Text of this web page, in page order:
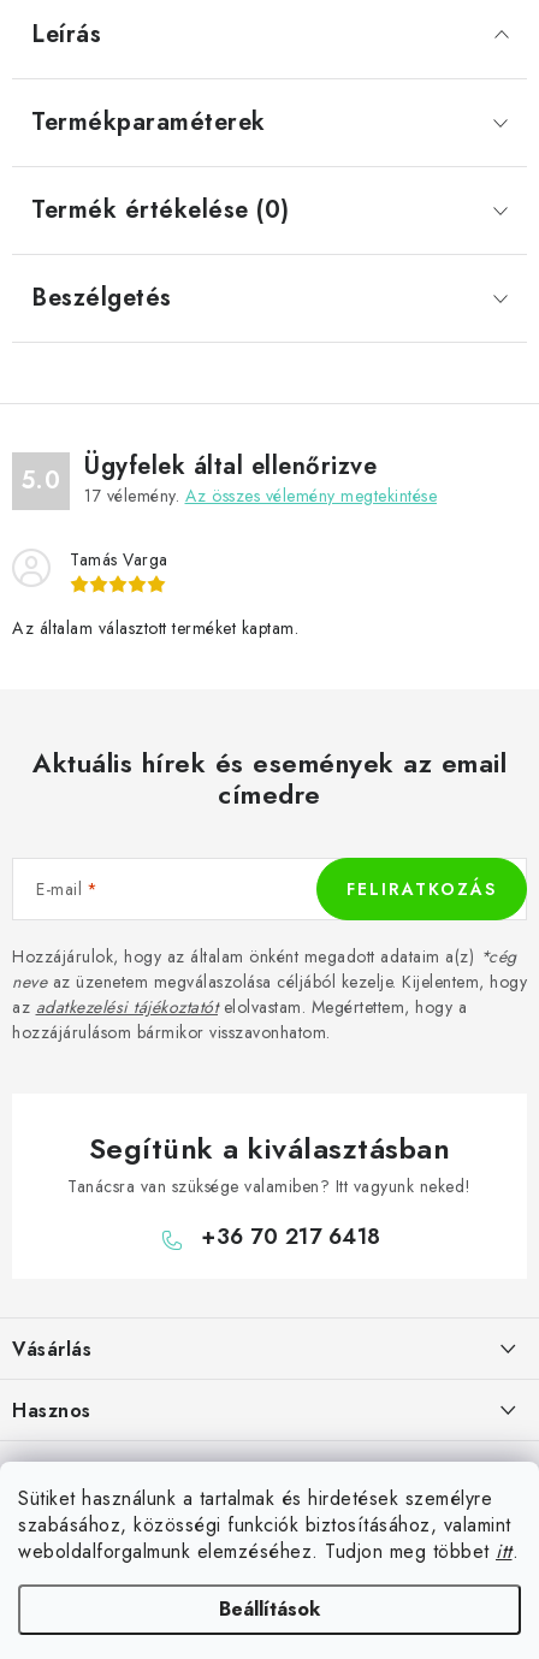
Sütiket használunk a tartalmak és hirdetések személyre
szabásához, közösségi funkciók biztosításához, valamint
weboldalforgalmunk elemzéséhez. Tudjon meg többet itt.
Beállítások
Leírás
Termékparaméterek
Termék értékelése (0)
Beszélgetés
5.0 Ügyfelek által ellenőrizve
17 vélemény. Az összes vélemény megtekintése
Tamás Varga
Az általam választott terméket kaptam.
Aktuális hírek és események az email
címedre
E-mail
Hozzájárulok, hogy az általam önként megadott adataim a(z) *cég
neveaz üzenetem megválaszolása céljából kezelje. Kijelentem, hogy
az adatkezelési tájékoztatótelolvastam. Megértettem, hogy a
hozzájárulásom bármikor visszavonhatom.
FELIRATKOZÁS
Segítünk a kiválasztásban
Tanácsra van szüksége valamiben? Itt vagyunk neked!
+36 70 217 6418
b
é
c
Vásárlás
Szállítási lehetőségek
Fizetési lehetőségek
Áru visszaküldése
Általános szerződési feltételek
Hasznos
Elérhetőségek
Rólunk
Hűségprogram
Együttműködés klubokkal
Inspiráció vásárlóinktól
Darts Győr – bolt, klubok
A legjobb kocsmajátékok, amelyek felejthetetlenné tesznek minden
Üzlet Komárom közelében
Komáromtól 10 km-re vagyunk
Ružová 19
darteg.sk